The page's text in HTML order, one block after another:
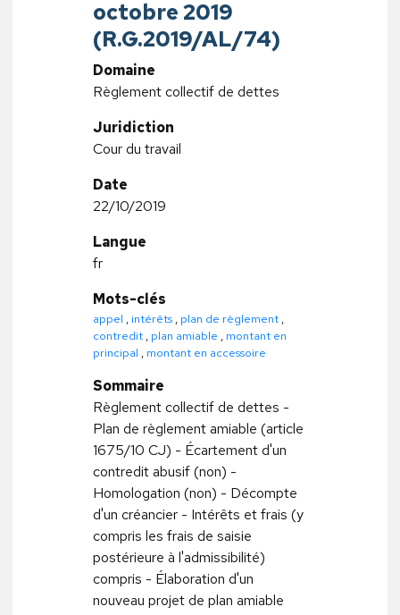
octobre 2019
(R.G.2019/AL/74)
Domaine
Règlement collectif de dettes
Juridiction
Cour du travail
Date
22/10/2019
Langue
fr
Mots-clés
appel , intérêts , plan de règlement ,
contredit , plan amiable , montant en
principal , montant en accessoire
Sommaire
Règlement collectif de dettes -
Plan de règlement amiable (article
1675/10 CJ) - Écartement d'un
contredit abusif (non) -
Homologation (non) - Décompte
d'un créancier - Intérêts et frais (y
compris les frais de saisie
postérieure à l'admissibilité)
compris - Élaboration d'un
nouveau projet de plan amiable